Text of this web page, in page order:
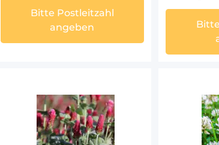
Bitte Postleitzahl
angeben